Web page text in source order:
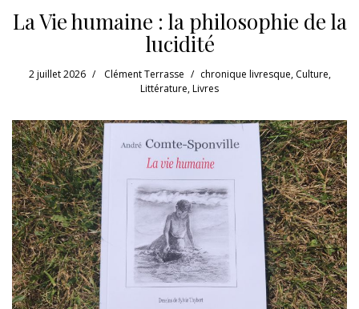
La Vie humaine : la philosophie de la
lucidité
2 juillet 2026 Clément Terrasse chronique livresque, Culture,
Littérature,Livres